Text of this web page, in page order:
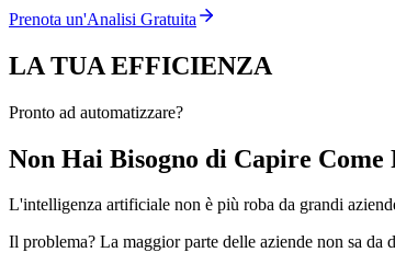
Prenota un'Analisi Gratuita
LA TUA EFFICIENZA
Pronto ad automatizzare?
Non Hai Bisogno di Capire
L'intelligenza artificiale non è più roba da grandi
Il problema? La maggior parte delle aziende non sa da